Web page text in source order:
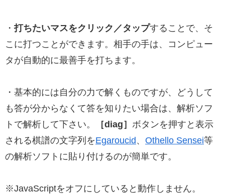
・打ちたいマスをクリック／タップすることで、そ
こに打つことができます。相手の手は、コンピュー
タが自動的に最善手を打ちます。
・基本的には自分の力で解くものですが、どうして
も答が分からなくて答を知りたい場合は、解析ソフ
トで解析して下さい。
［diag］ ボタンを押すと表示
される棋譜の文字列をEgaroucid、 Othello Sensei等
の解析ソフトに貼り付けるのが簡単です。
※JavaScriptをオフにしていると動作しません。